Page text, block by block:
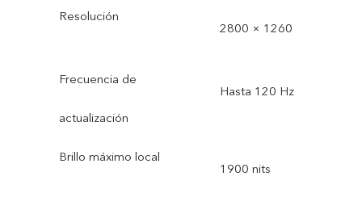
Resolución
2800 × 1260
Frecuencia de
actualización
Hasta 120 Hz
Brillo máximo local
1900 nits